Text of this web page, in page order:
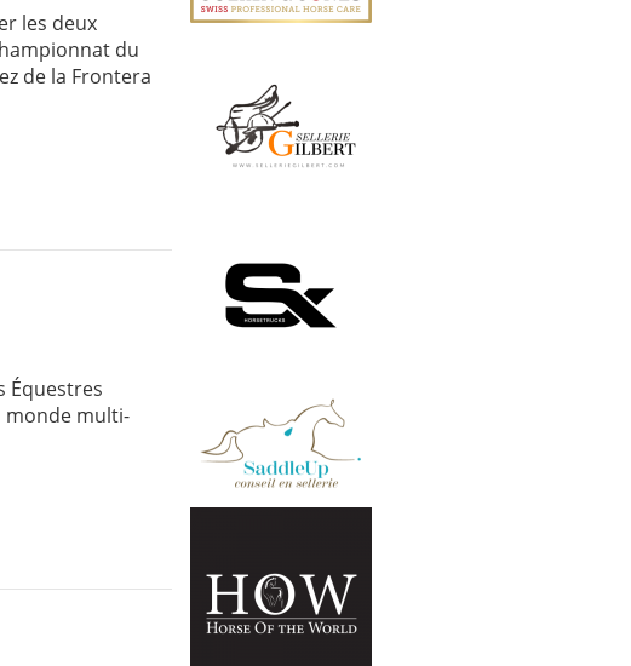
les deux
du
de la Frontera
Équestres
monde multi-